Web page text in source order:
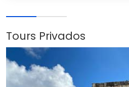
Tours Privados